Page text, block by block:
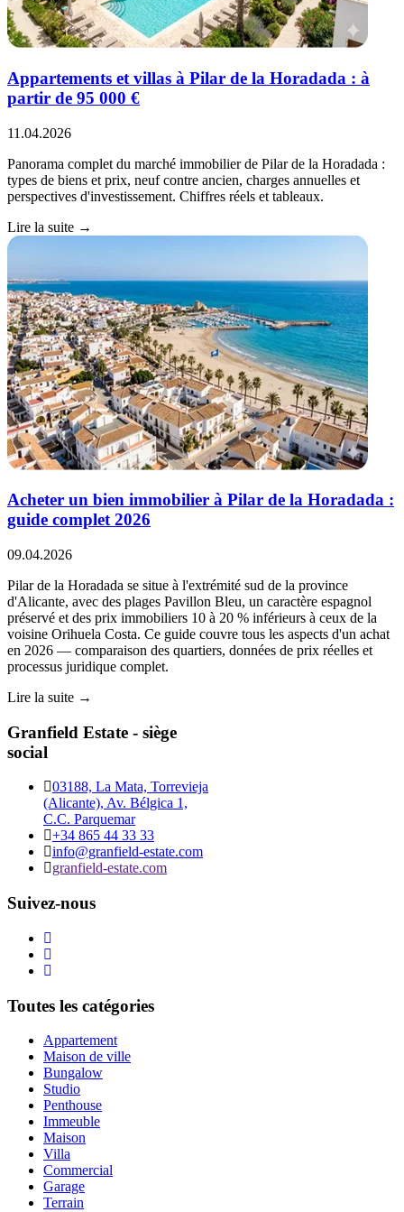
Appartements et villas à Pilar de la Horadada : à
partir de 95 000 €
11.04.2026
Panorama complet du marché immobilier de Pilar de la Horadada :
types de biens et prix, neuf contre ancien, charges annuelles et
perspectives d'investissement. Chiffres réels et tableaux.
Lire la suite →
Acheter un bien immobilier à Pilar de la Horadada :
guide complet 2026
09.04.2026
Pilar de la Horadada se situe à l'extrémité sud de la province
d'Alicante, avec des plages Pavillon Bleu, un caractère espagnol
préservé et des prix immobiliers 10 à 20 % inférieurs à ceux de la
voisine Orihuela Costa. Ce guide couvre tous les aspects d'un achat
en 2026 — comparaison des quartiers, données de prix réelles et
processus juridique complet.
Lire la suite →
Granfield Estate - siège
social
03188, La Mata, Torrevieja
(Alicante), Av. Bélgica 1,
C.C. Parquemar
+34 865 44 33 33
info@granfield-estate.com
granfield-estate.com
Suivez-nous
Toutes les catégories
Appartement
Maison de ville
Bungalow
Studio
Penthouse
Immeuble
Maison
Villa
Commercial
Garage
Terrain